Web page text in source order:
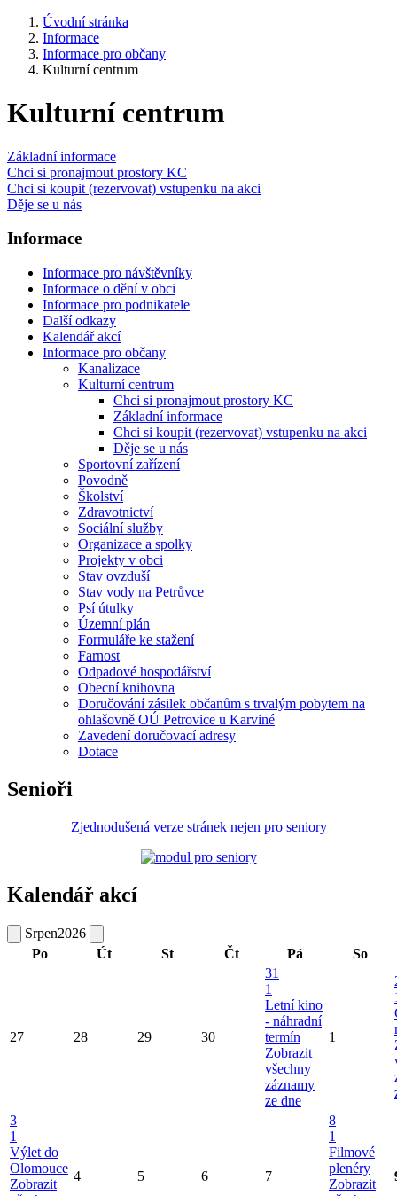
Úvodní stránka
Informace
Informace pro občany
Kulturní centrum
Kulturní centrum
Základní informace
Chci si pronajmout prostory KC
Chci si koupit (rezervovat) vstupenku na akci
Děje se u nás
Informace
Informace pro návštěvníky
Informace o dění v obci
Informace pro podnikatele
Další odkazy
Kalendář akcí
Informace pro občany
Kanalizace
Kulturní centrum
Chci si pronajmout prostory KC
Základní informace
Chci si koupit (rezervovat) vstupenku na akci
Děje se u nás
Sportovní zařízení
Povodně
Školství
Zdravotnictví
Sociální služby
Organizace a spolky
Projekty v obci
Stav ovzduší
Stav vody na Petrůvce
Psí útulky
Územní plán
Formuláře ke stažení
Farnost
Odpadové hospodářství
Obecní knihovna
Doručování zásilek občanům s trvalým pobytem na
ohlašovně OÚ Petrovice u Karviné
Zavedení doručovací adresy
Dotace
Senioři
Zjednodušená verze stránek nejen pro seniory
Kalendář akcí
Srpen2026
Po
Út St Čt Pá So
27 28 29 30
31
1
Letní kino
- náhradní
termín
Zobrazit
všechny
záznamy
ze dne
1
3
1
Výlet do
Olomouce
Zobrazit
4 5 6 7
8
1
Filmové
plenéry
Zobrazit